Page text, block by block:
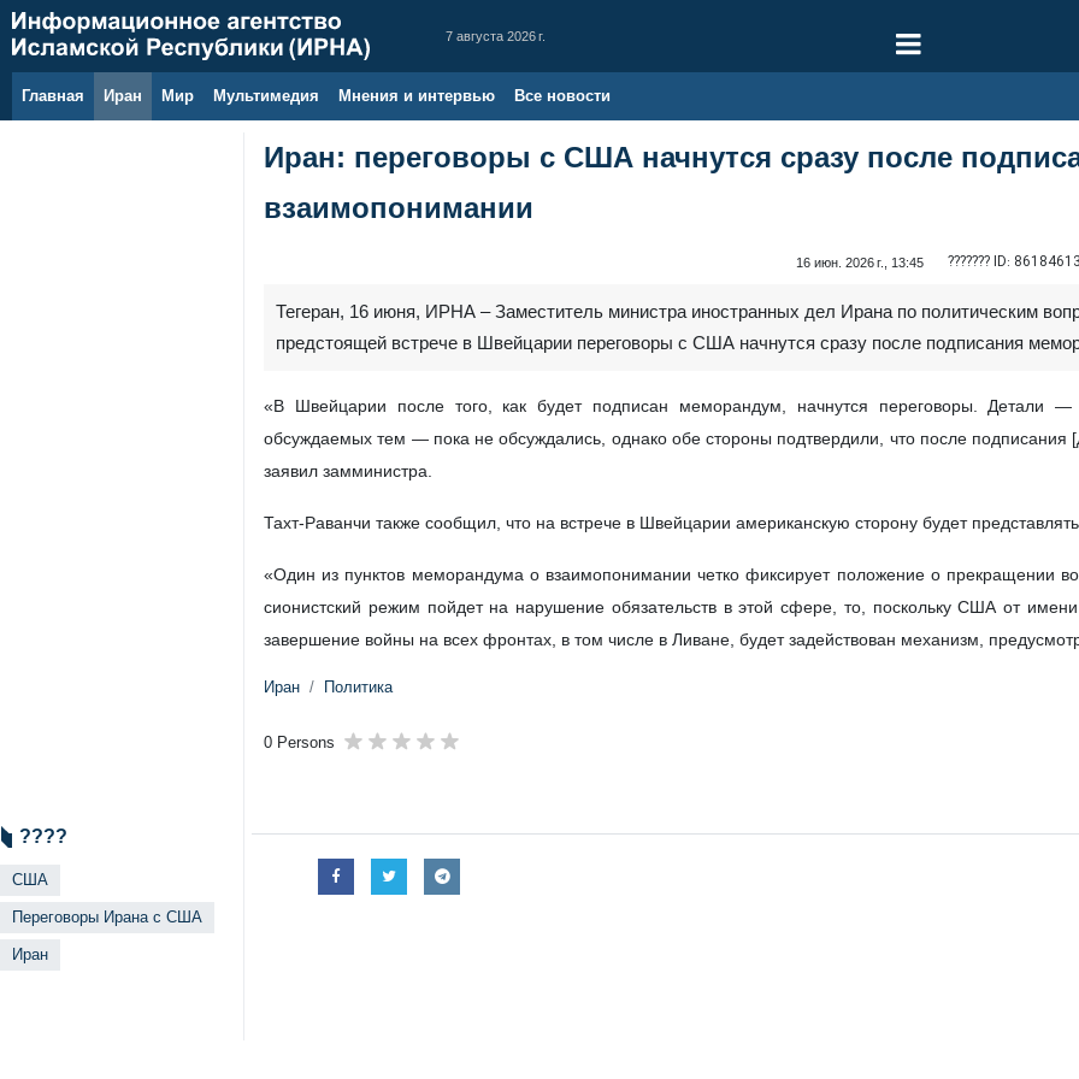
7 августа 2026 г.
Главная Иран Мир Мультимедия Мнения и интервью Все новости
Иран: переговоры с США начнутся сразу после
взаимопонимании
16 июн. 2026 г., 13:45 ??????? ID:
Тегеран, 16 июня, ИРНА – Заместитель министра иностранных дел Ирана по политическим
предстоящей встрече в Швейцарии переговоры с США начнутся сразу после подписания
«В Швейцарии после того, как будет подписан меморандум, начнутся переговоры. Детали
обсуждаемых тем — пока не обсуждались, однако обе стороны подтвердили, что после
заявил замминистра.
Тахт-Раванчи также сообщил, что на встрече в Швейцарии американскую сторону будет
«Один из пунктов меморандума о взаимопонимании четко фиксирует положение о прекращении
сионистский режим пойдет на нарушение обязательств в этой сфере, то, поскольку США от
завершение войны на всех фронтах, в том числе в Ливане, будет задействован механизм,
Иран Политика
0 Persons
????
США
Переговоры Ирана с США
Иран